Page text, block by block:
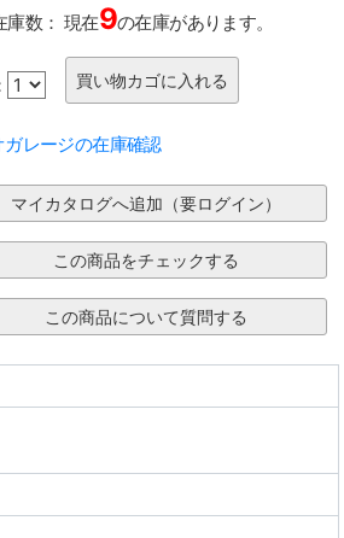
数： 現在9の在庫があります。
ガレージの在庫確認